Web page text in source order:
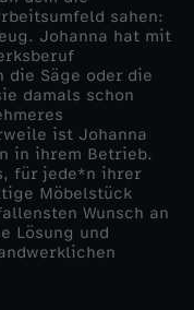
sahen:
Johanna hat mit
die Säge oder die
damals schon
ist Johanna
in ihrem Betrieb.
für jede*n ihrer
Möbelstück
Wunsch an
Lösung und